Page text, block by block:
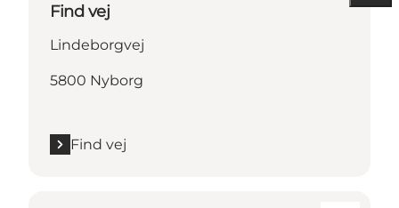
Find vej
Lindeborgvej
5800 Nyborg
Find vej